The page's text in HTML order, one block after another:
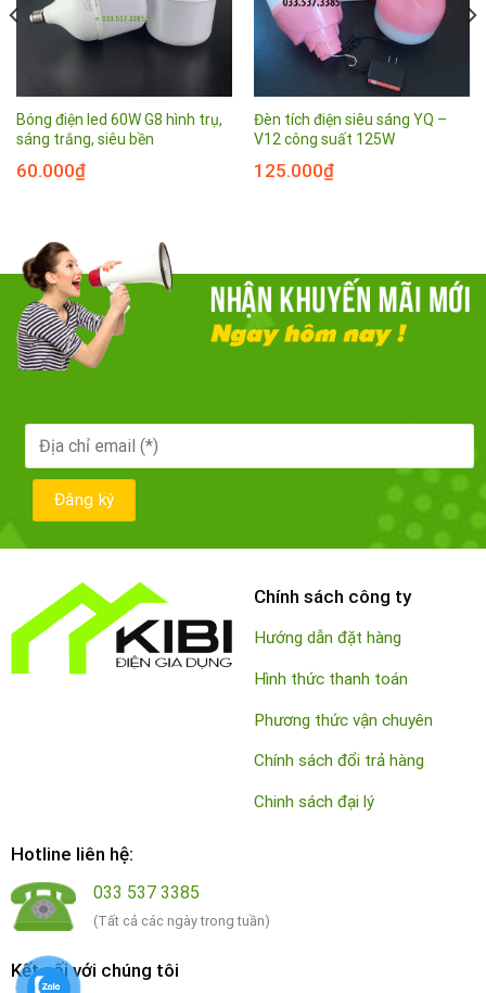
Bóng điện led 60W G8 hình trụ,
sáng trắng, siêu bền
60.000₫
Đèn tích điện siêu sáng YQ –
V12 công suất 125W
125.000₫
Chính sách công ty
Hướng dẫn đặt hàng
Hình thức thanh toán
Phương thức vận chuyên
Chính sách đổi trả hàng
Chinh sách đại lý
Hotline liên hệ:
033 537 3385
(Tất cả các ngày trong tuần)
Kết nối với chúng tôi